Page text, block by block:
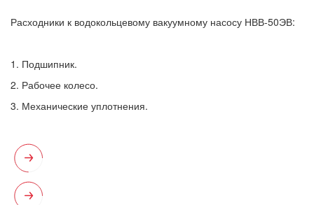
Расходники к водокольцевому вакуумному насосу НВВ-50ЭВ:
1. Подшипник.
2. Рабочее колесо.
3. Механические уплотнения.